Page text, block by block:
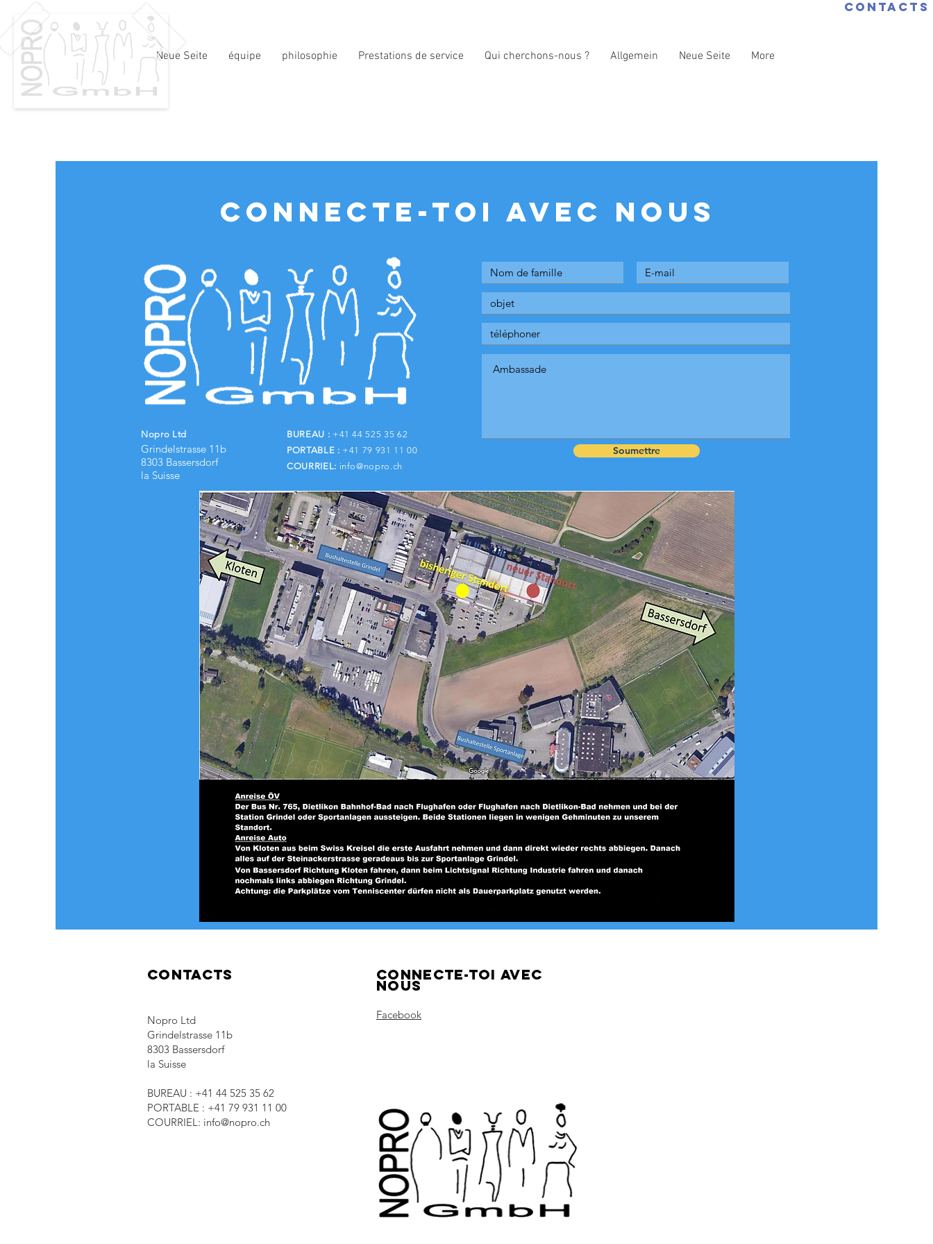
CONTACTS
Neue Seite équipe philosophie Prestations de service Qui cherchons-nous ? Allgemein Neue Seite More
CONNECTE-TOI AVEC NOUS
Nopro Ltd
Grindelstrasse 11b
8303 Bassersdorf
la Suisse
BUREAU : +41 44 525 35 62
PORTABLE : +41 79 931 11 00
COURRIEL: info@nopro.ch
Soumettre
CONTACTS
Nopro Ltd
Grindelstrasse 11b
8303 Bassersdorf
la Suisse
BUREAU : +41 44 525 35 62
PORTABLE : +41 79 931 11 00
COURRIEL: info@nopro.ch
Connecte-toi avec
nous
Facebook